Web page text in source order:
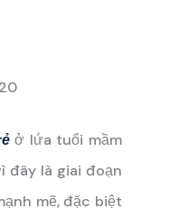
ở lứa tuổi mầm
đây là giai đoạn
mẽ, đặc biệt